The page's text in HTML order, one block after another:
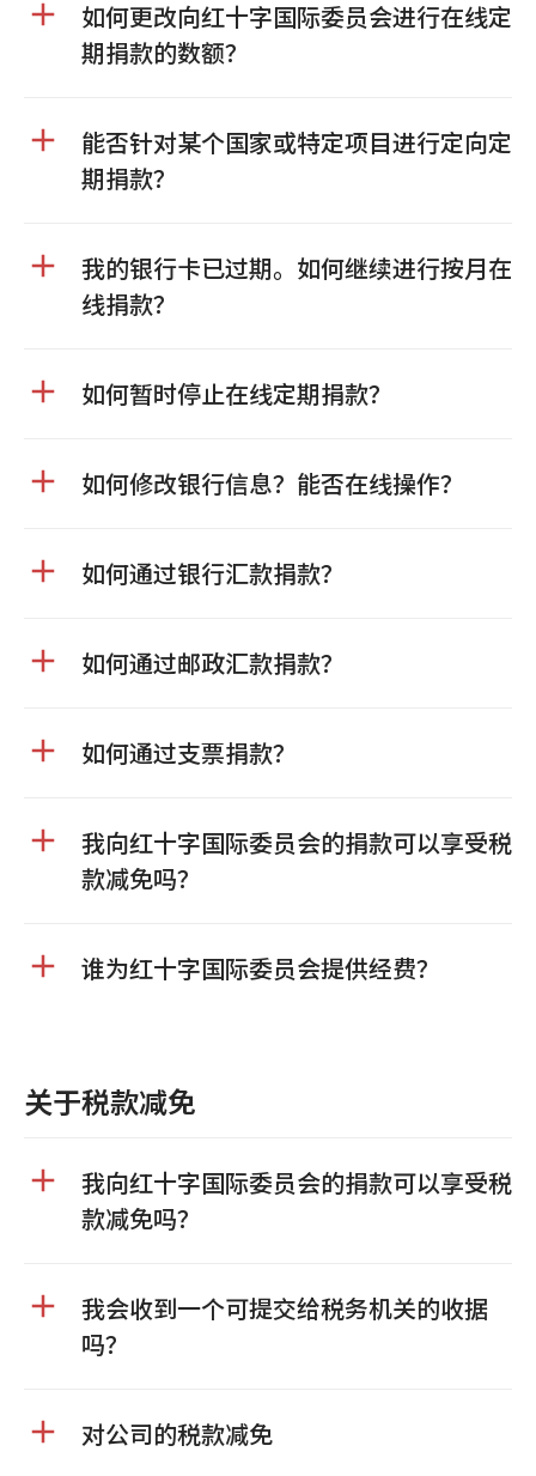
如何更改向红十字国际委员会进行在线定
期捐款的数额？
能否针对某个国家或特定项目进行定向定
期捐款？
我的银行卡已过期。如何继续进行按月在
线捐款？
如何暂时停止在线定期捐款？
如何修改银行信息？能否在线操作？
如何通过银行汇款捐款？
如何通过邮政汇款捐款？
如何通过支票捐款？
我向红十字国际委员会的捐款可以享受税
款减免吗？
谁为红十字国际委员会提供经费？
关于税款减免
我向红十字国际委员会的捐款可以享受税
款减免吗？
我会收到一个可提交给税务机关的收据
吗？
对公司的税款减免